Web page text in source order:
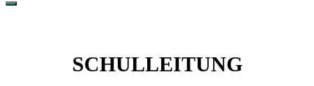
SCHULLEITUNG